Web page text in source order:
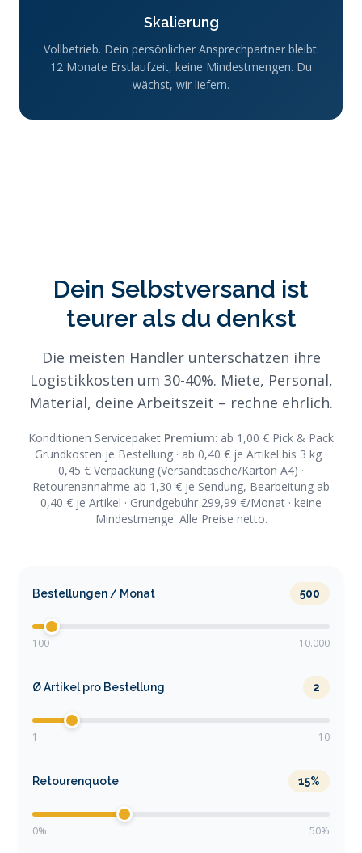
Skalierung
Vollbetrieb. Dein persönlicher Ansprechpartner bleibt.
12 Monate Erstlaufzeit, keine Mindestmengen. Du
wächst, wir liefern.
Dein Selbstversand ist
teurer als du denkst
Die meisten Händler unterschätzen ihre
Logistikkosten um 30-40%. Miete, Personal,
Material, deine Arbeitszeit – rechne ehrlich.
Konditionen Servicepaket Premium: ab 1,00 € Pick & Pack
Grundkosten je Bestellung · ab 0,40 € je Artikel bis 3 kg ·
0,45 € Verpackung (Versandtasche/Karton A4) ·
Retourenannahme ab 1,30 € je Sendung, Bearbeitung ab
0,40 € je Artikel · Grundgebühr 299,99 €/Monat · keine
Mindestmenge. Alle Preise netto.
Bestellungen / Monat 500
100 10.000
Ø Artikel pro Bestellung 2
1 10
Retourenquote 15%
0% 50%